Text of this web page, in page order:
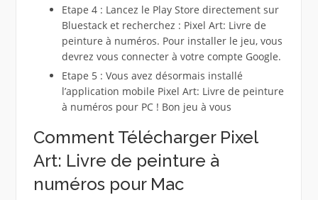
Etape 4 : Lancez le Play Store directement sur
Bluestack et recherchez : Pixel Art: Livre de
peinture à numéros. Pour installer le jeu, vous
devrez vous connecter à votre compte Google.
Etape 5 : Vous avez désormais installé
l’application mobile Pixel Art: Livre de peinture
à numéros pour PC ! Bon jeu à vous
Comment Télécharger Pixel
Art: Livre de peinture à
numéros pour Mac